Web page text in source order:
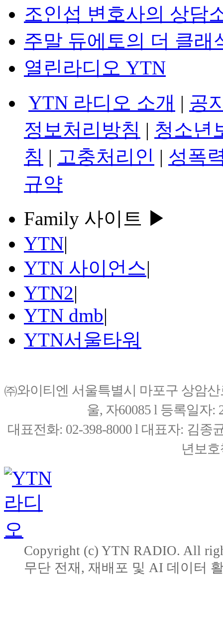
조인섭 변호사의 상담
주말 듀에토의 더 클래
열린라디오 YTN
YTN 라디오 소개 | 공
정보처리방침 | 청소년
침 | 고충처리인 | 성폭
규약
Family 사이트 ▶
YTN|
YTN 사이언스|
YTN2|
YTN dmb|
YTN서울타워
㈜와이티엔 서울특별시 마포구 상암
울, 자60085 l 등록일자:
대표전화: 02-398-8000 l 대표자: 김종
년보
Copyright (c) YTN RADIO. All
무단 전재, 재배포 및 AI 데이터